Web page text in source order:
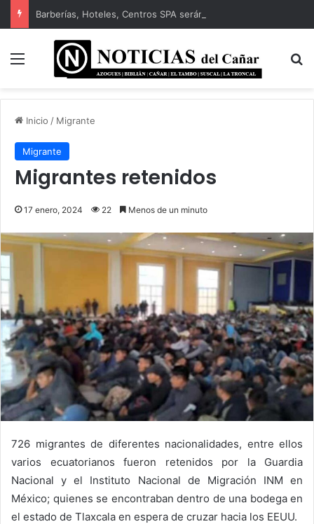
Inicio / Migrante
Migrante
Migrantes retenidos
17 enero, 2024 22 Menos de un minuto
726 migrantes de diferentes nacionalidades, entre ellos
varios ecuatorianos fueron retenidos por la Guardia
Nacional y el Instituto Nacional de Migración INM en
México; quienes se encontraban dentro de una bodega en
el estado de Tlaxcala en espera de cruzar hacia los EEUU.